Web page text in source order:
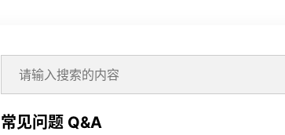
常见问题 Q&A